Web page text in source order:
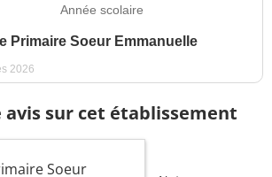
Année scolaire
Primaire Soeur Emmanuelle
2026
avis sur cet établissement
Soeur